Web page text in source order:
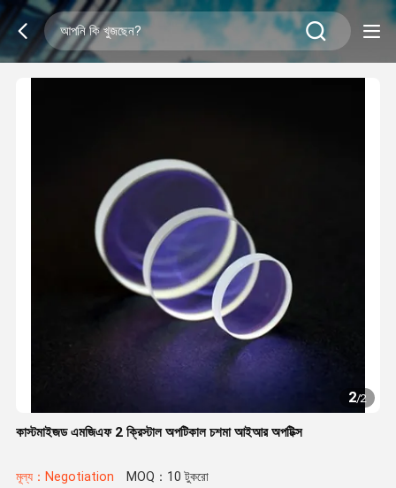
2/2
কাস্টমাইজড এমজিএফ 2 ক্রিস্টাল অপটিকাল চশমা আইআর অপটিক্স
মূল্য：Negotiation MOQ：10 টুকরো